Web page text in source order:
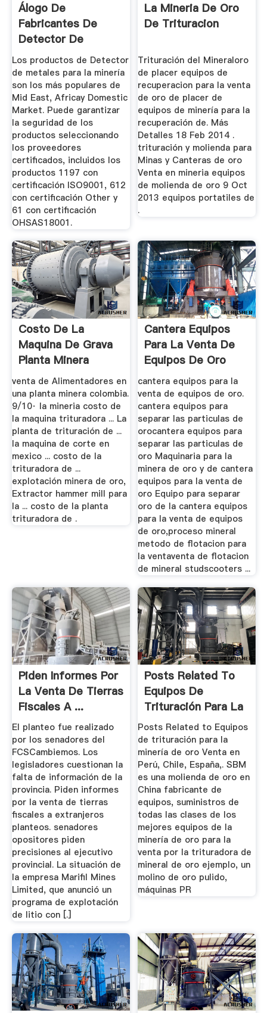
Álogo De
Fabricantes De
Detector De
Metales Para La ...
Los productos de Detector
de metales para la minería
son los más populares de
Mid East, Africay Domestic
Market. Puede garantizar
la seguridad de los
productos seleccionando
los proveedores
certificados, incluidos los
productos 1197 con
certificación ISO9001, 612
con certificación Other y
61 con certificación
OHSAS18001.
La Mineria De Oro
De Trituracion
Trituración del Mineraloro
de placer equipos de
recuperacion para la venta
de oro de placer de
equipos de minería para la
recuperación de. Más
Detalles 18 Feb 2014 .
trituración y molienda para
Minas y Canteras de oro
Venta en mineria equipos
de molienda de oro 9 Oct
2013 equipos portatiles de
.
Costo De La
Maquina De Grava
Planta Minera
Usados
venta de Alimentadores en
una planta minera colombia.
9/10· la mineria costo de
la maquina trituradora ... La
planta de trituración de ...
la maquina de corte en
mexico ... costo de la
trituradora de ...
explotación minera de oro,
Extractor hammer mill para
la ... costo de la planta
trituradora de .
Cantera Equipos
Para La Venta De
Equipos De Oro
cantera equipos para la
venta de equipos de oro.
cantera equipos para
separar las particulas de
orocantera equipos para
separar las particulas de
oro Maquinaria para la
minera de oro y de cantera
equipos para la venta de
oro Equipo para separar
oro de la cantera equipos
para la venta de equipos
de oro,proceso mineral
metodo de flotacion para
la ventaventa de flotacion
de mineral studscooters ...
Piden Informes Por
La Venta De Tierras
Fiscales A ...
El planteo fue realizado
por los senadores del
FCSCambiemos. Los
legisladores cuestionan la
falta de información de la
provincia. Piden informes
por la venta de tierras
fiscales a extranjeros
planteos. senadores
opositores piden
precisiones al ejecutivo
provincial. La situación de
la empresa Marifil Mines
Limited, que anunció un
programa de explotación
de litio con [.]
Posts Related To
Equipos De
Trituración Para La
Minería De ...
Posts Related to Equipos
de trituración para la
minería de oro Venta en
Perú, Chile, España,. SBM
es una molienda de oro en
China fabricante de
equipos, suministros de
todas las clases de los
mejores equipos de la
minería de oro para la
venta por la trituradora de
mineral de oro ejemplo, un
molino de oro pulido,
máquinas PR